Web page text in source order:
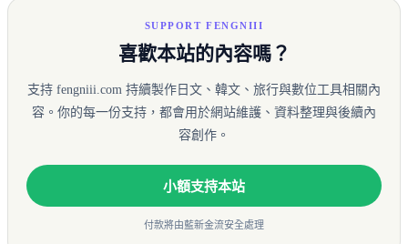
SUPPORT FENGNIII
喜歡本站的內容嗎？
支持 fengniii.com 持續製作日文、韓文、旅行與數位工具相關內
容。你的每一份支持，都會用於網站維護、資料整理與後續內
容創作。
小額支持本站
付款將由藍新金流安全處理